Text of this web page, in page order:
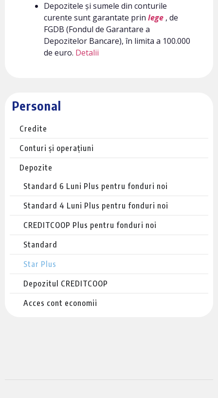
Personal
Credite
Conturi și operațiuni
Depozite
Standard 6 Luni Plus pentru fonduri noi
Standard 4 Luni Plus pentru fonduri noi
CREDITCOOP Plus pentru fonduri noi
Standard
Star Plus
Depozitul CREDITCOOP
Acces cont economii
Depozitele și sumele din conturile
curente sunt garantate prin lege , de
FGDB (Fondul de Garantare a
Depozitelor Bancare), în limita a 100.000
de euro. Detalii